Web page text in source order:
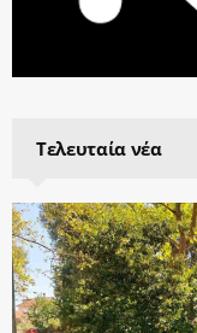
Τελευταία νέα